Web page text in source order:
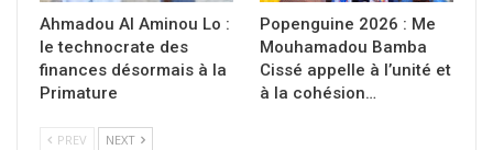
Ahmadou Al Aminou Lo :
le technocrate des
finances désormais à la
Primature
Popenguine 2026 : Me
Mouhamadou Bamba
Cissé appelle à l’unité et
à la cohésion…
PREV NEXT